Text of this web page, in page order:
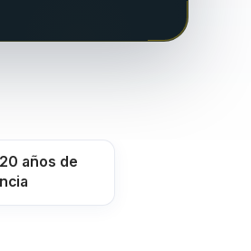
años de